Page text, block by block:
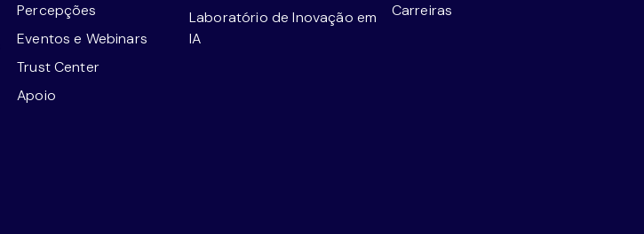
Percepções
Eventos e Webinars
Trust Center
Apoio
Laboratório de Inovação em
IA
Carreiras